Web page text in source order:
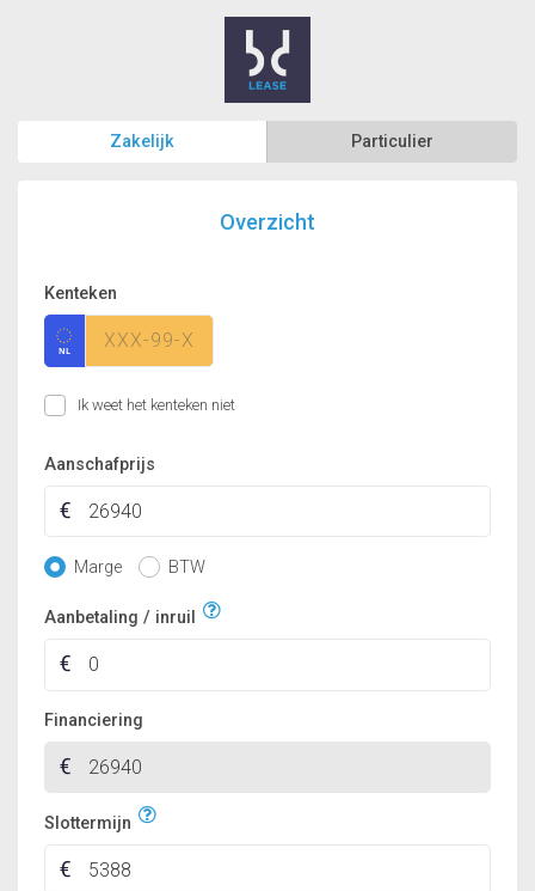
Zakelijk Particulier
Overzicht
Kenteken
Ik weet het kenteken niet
Aanschafprijs
Marge BTW
Aanbetaling / inruil
Financiering
Slottermijn